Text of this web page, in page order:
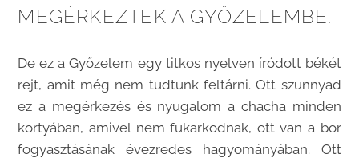
MEGÉRKEZTEK A GYŐZELEMBE.
De ez a Győzelem egy titkos nyelven íródott békét
rejt, amit még nem tudtunk feltárni. Ott szunnyad
ez a megérkezés és nyugalom a chacha minden
kortyában, amivel nem fukarkodnak, ott van a bor
fogyasztásának évezredes hagyományában. Ott